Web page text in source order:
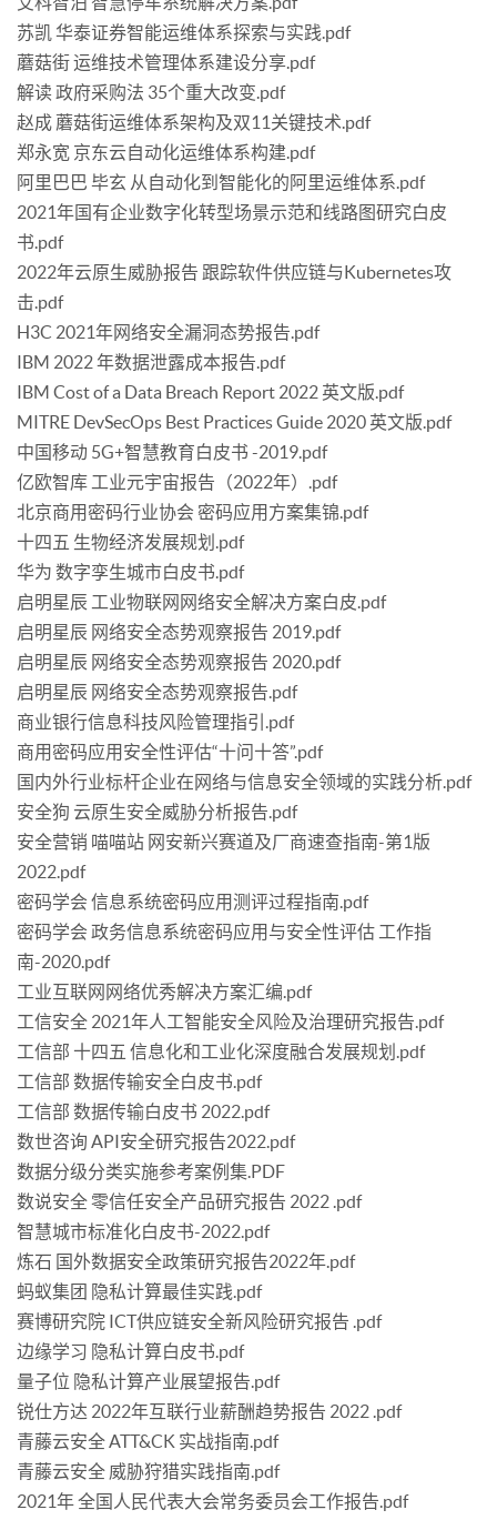
苏凯 华泰证券智能运维体系探索与实践.pdf
蘑菇街 运维技术管理体系建设分享.pdf
解读 政府采购法 35个重大改变.pdf
赵成 蘑菇街运维体系架构及双11关键技术.pdf
郑永宽 京东云自动化运维体系构建.pdf
阿里巴巴 毕玄 从自动化到智能化的阿里运维体系.pdf
2021年国有企业数字化转型场景示范和线路图研究白皮
书.pdf
2022年云原生威胁报告 跟踪软件供应链与Kubernetes攻
击.pdf
H3C 2021年网络安全漏洞态势报告.pdf
IBM 2022 年数据泄露成本报告.pdf
IBM Cost of a Data Breach Report 2022 英文版.pdf
MITRE DevSecOps Best Practices Guide 2020 英文版.pdf
中国移动 5G+智慧教育白皮书 -2019.pdf
亿欧智库 工业元宇宙报告（2022年）.pdf
北京商用密码行业协会 密码应用方案集锦.pdf
十四五 生物经济发展规划.pdf
华为 数字孪生城市白皮书.pdf
启明星辰 工业物联网网络安全解决方案白皮.pdf
启明星辰 网络安全态势观察报告 2019.pdf
启明星辰 网络安全态势观察报告 2020.pdf
启明星辰 网络安全态势观察报告.pdf
商业银行信息科技风险管理指引.pdf
商用密码应用安全性评估“十问十答”.pdf
国内外行业标杆企业在网络与信息安全领域的实践分析.pdf
安全狗 云原生安全威胁分析报告.pdf
安全营销 喵喵站 网安新兴赛道及厂商速查指南-第1版
2022.pdf
密码学会 信息系统密码应用测评过程指南.pdf
密码学会 政务信息系统密码应用与安全性评估 工作指
南-2020.pdf
工业互联网网络优秀解决方案汇编.pdf
工信安全 2021年人工智能安全风险及治理研究报告.pdf
工信部 十四五 信息化和工业化深度融合发展规划.pdf
工信部 数据传输安全白皮书.pdf
工信部 数据传输白皮书 2022.pdf
数世咨询 API安全研究报告2022.pdf
数据分级分类实施参考案例集.PDF
数说安全 零信任安全产品研究报告 2022 .pdf
智慧城市标准化白皮书-2022.pdf
炼石 国外数据安全政策研究报告2022年.pdf
蚂蚁集团 隐私计算最佳实践.pdf
赛博研究院 ICT供应链安全新风险研究报告 .pdf
边缘学习 隐私计算白皮书.pdf
量子位 隐私计算产业展望报告.pdf
锐仕方达 2022年互联行业薪酬趋势报告 2022 .pdf
青藤云安全 ATT&CK 实战指南.pdf
青藤云安全 威胁狩猎实践指南.pdf
2021年 全国人民代表大会常务委员会工作报告.pdf